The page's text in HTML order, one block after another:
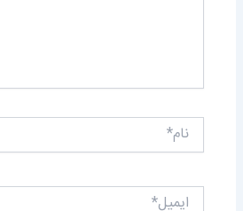
نام*
ایمیل*